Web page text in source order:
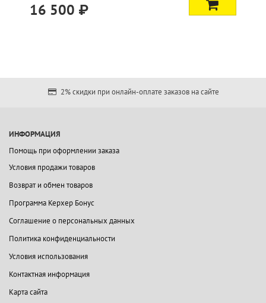
16 500 ₽
2% скидки при онлайн-оплате заказов на сайте
ИНФОРМАЦИЯ
Помощь при оформлении заказа
Условия продажи товаров
Возврат и обмен товаров
Программа Керхер Бонус
Соглашение о персональных данных
Политика конфиденциальности
Условия использования
Контактная информация
Карта сайта